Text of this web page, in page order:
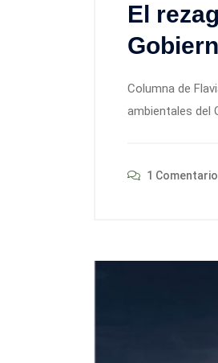
El
Columna de
ambientales del
1 Comentario